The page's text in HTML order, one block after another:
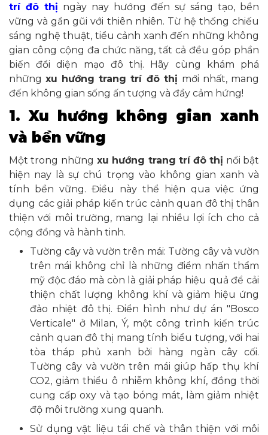
trí đô thị ngày nay hướng đến sự sáng tạo, bền
vững và gần gũi với thiên nhiên. Từ hệ thống chiếu
sáng nghệ thuật, tiểu cảnh xanh đến những không
gian công cộng đa chức năng, tất cả đều góp phần
biến đổi diện mạo đô thị. Hãy cùng khám phá
nhữngxu hướng trang trí đô thị mới nhất, mang
đến không gian sống ấn tượng và đầy cảm hứng!
1. Xu hướng không gian xanh
và bền vững
Một trong những xu hướng trang trí đô thị nổi bật
hiện nay là sự chú trọng vào không gian xanh và
tính bền vững. Điều này thể hiện qua việc ứng
dụng các giải pháp kiến trúc cảnh quan đô thị thân
thiện với môi trường, mang lại nhiều lợi ích cho cả
cộng đồng và hành tinh.
Tường cây và vườn trên mái: Tường cây và vườn
trên mái không chỉ là những điểm nhấn thẩm
mỹ độc đáo mà còn là giải pháp hiệu quả để cải
thiện chất lượng không khí và giảm hiệu ứng
đảo nhiệt đô thị. Điển hình như dự án "Bosco
Verticale" ở Milan, Ý, một công trình kiến trúc
cảnh quan đô thị mang tính biểu tượng, với hai
tòa tháp phủ xanh bởi hàng ngàn cây cối.
Tường cây và vườn trên mái giúp hấp thụ khí
CO2, giảm thiểu ô nhiễm không khí, đồng thời
cung cấp oxy và tạo bóng mát, làm giảm nhiệt
độ môi trường xung quanh.
Sử dụng vật liệu tái chế và thân thiện với môi